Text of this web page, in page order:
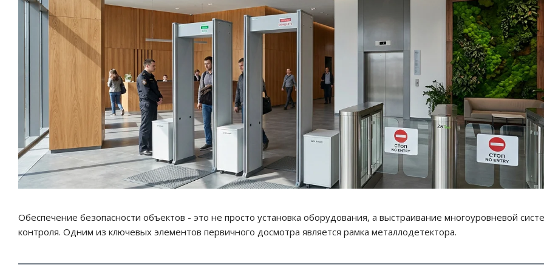
Обеспечение безопасности объектов - это не просто установка оборудования, а выстраивание многоуровневой
контроля. Одним из ключевых элементов первичного досмотра является рамка металлодетектора.